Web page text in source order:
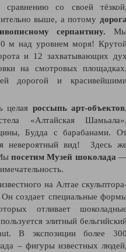
сравнению со своей
выше, а потому
серпантину.
м над уровнем моря!
и 12 захватывающих
на смотровых
дорогой и
целая россыпь арт-объектов
«Алтайская
Будда с барабанами.
невероятный вид! Здесь
Мыпосетим Музей шоколада
на Алтае
создает специальные
отливает
элитный
В экспозиции более
– фигуры известных